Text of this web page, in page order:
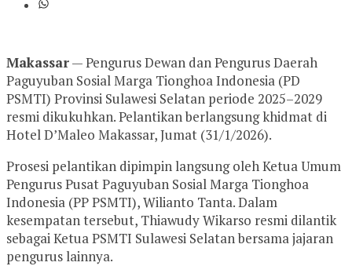
Makassar— Pengurus Dewan dan Pengurus Daerah
Paguyuban Sosial Marga Tionghoa Indonesia (PD
PSMTI) Provinsi Sulawesi Selatan periode 2025–2029
resmi dikukuhkan. Pelantikan berlangsung khidmat di
Hotel D’Maleo Makassar, Jumat (31/1/2026).
Prosesi pelantikan dipimpin langsung oleh Ketua Umum
Pengurus Pusat Paguyuban Sosial Marga Tionghoa
Indonesia (PP PSMTI), Wilianto Tanta. Dalam
kesempatan tersebut, Thiawudy Wikarso resmi dilantik
sebagai Ketua PSMTI Sulawesi Selatan bersama jajaran
pengurus lainnya.